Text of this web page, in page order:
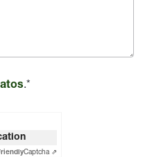
.*
Captcha ⇗